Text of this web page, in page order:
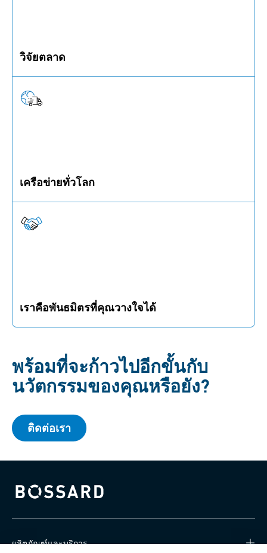
วิจัยตลาด
เครือข่ายทั่วโลก
เราคือพันธมิตรที่คุณวางใจได้
พร้อมที่จะก้าวไปอีกขั้นกับ
นวัตกรรมของคุณหรือยัง?
ติดต่อเรา
Bossard homepage
ผลิตภัณฑ์และบริการ